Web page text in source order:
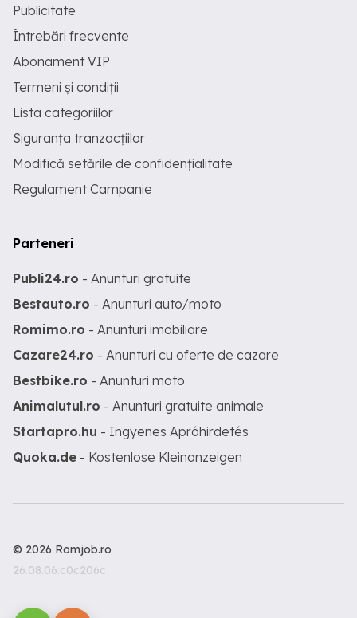
Publicitate
Întrebări frecvente
Abonament VIP
Termeni și condiții
Lista categoriilor
Siguranța tranzacțiilor
Modifică setările de confidențialitate
Regulament Campanie
Parteneri
Publi24.ro - Anunturi gratuite
Bestauto.ro - Anunturi auto/moto
Romimo.ro - Anunturi imobiliare
Cazare24.ro - Anunturi cu oferte de cazare
Bestbike.ro - Anunturi moto
Animalutul.ro - Anunturi gratuite animale
Startapro.hu - Ingyenes Apróhirdetés
Quoka.de - Kostenlose Kleinanzeigen
© 2026 Romjob.ro
26.08.06.c0c206c